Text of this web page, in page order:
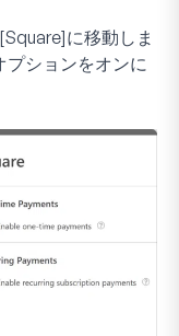
に移動しま
プションをオンに